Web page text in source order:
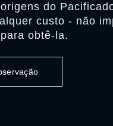
do
custo - não
obtê-la.